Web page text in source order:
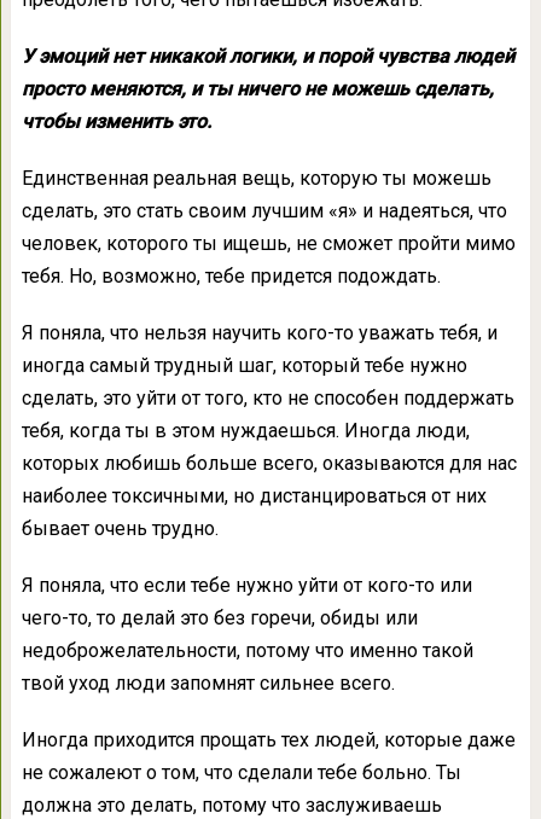
У эмоций нет никакой логики, и порой чувства людей
просто меняются, и ты ничего не можешь сделать,
чтобы изменить это.
Единственная реальная вещь, которую ты можешь
сделать, это стать своим лучшим «я» и надеяться, что
человек, которого ты ищешь, не сможет пройти мимо
тебя. Но, возможно, тебе придется подождать.
Я поняла, что нельзя научить кого-то уважать тебя, и
иногда самый трудный шаг, который тебе нужно
сделать, это уйти от того, кто не способен поддержать
тебя, когда ты в этом нуждаешься. Иногда люди,
которых любишь больше всего, оказываются для нас
наиболее токсичными, но дистанцироваться от них
бывает очень трудно.
Я поняла, что если тебе нужно уйти от кого-то или
чего-то, то делай это без горечи, обиды или
недоброжелательности, потому что именно такой
твой уход люди запомнят сильнее всего.
Иногда приходится прощать тех людей, которые даже
не сожалеют о том, что сделали тебе больно. Ты
должна это делать, потому что заслуживаешь